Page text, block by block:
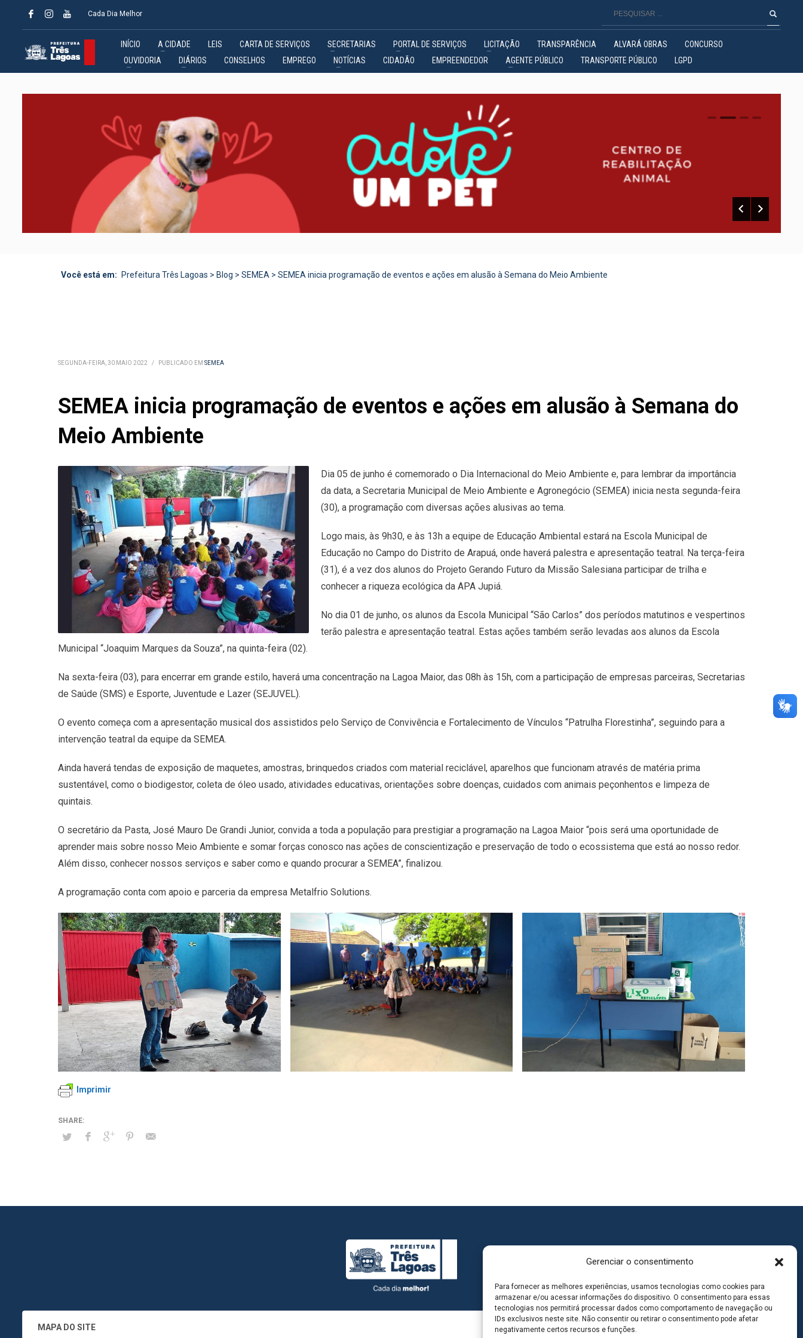
Gerenciar o consentimento
Para fornecer as melhores experiências, usamos tecnologias como cookies para
armazenar e/ou acessar informações do dispositivo. O consentimento para essas
tecnologias nos permitirá processar dados como comportamento de navegação ou
IDs exclusivos neste site. Não consentir ou retirar o consentimento pode afetar
negativamente certos recursos e funções.
Cada Dia Melhor
INÍCIO A CIDADE LEIS CARTA DE SERVIÇOS SECRETARIAS PORTAL DE SERVIÇOS LICITAÇÃO TRANSPARÊNCIA ALVARÁ OBRAS
CONCURSO
OUVIDORIA
DIÁRIOS CONSELHOS EMPREGO NOTÍCIAS CIDADÃO EMPREENDEDOR AGENTE PÚBLICO TRANSPORTE PÚBLICO LGPD
0 1 2
Você está em: Prefeitura Três Lagoas > Blog > SEMEA > SEMEA inicia programação de eventos e ações em alusão à Semana do Meio Ambiente
SEGUNDA-FEIRA, 30 MAIO 2022 / PUBLICADO EM SEMEA
SEMEA inicia programação de eventos e ações em alusão à Semana do
Meio Ambiente
Dia 05 de junho é comemorado o Dia Internacional do Meio Ambiente e, para lembrar da importância
da data, a Secretaria Municipal de Meio Ambiente e Agronegócio (SEMEA) inicia nesta segunda-feira
(30), a programação com diversas ações alusivas ao tema.
Logo mais, às 9h30, e às 13h a equipe de Educação Ambiental estará na Escola Municipal de
Educação no Campo do Distrito de Arapuá, onde haverá palestra e apresentação teatral. Na terça-feira
(31), é a vez dos alunos do Projeto Gerando Futuro da Missão Salesiana participar de trilha e
conhecer a riqueza ecológica da APA Jupiá.
No dia 01 de junho, os alunos da Escola Municipal “São Carlos” dos períodos matutinos e vespertinos
terão palestra e apresentação teatral. Estas ações também serão levadas aos alunos da Escola
Municipal “Joaquim Marques da Souza”, na quinta-feira (02).
Na sexta-feira (03), para encerrar em grande estilo, haverá uma concentração na Lagoa Maior, das 08h às 15h, com a participação de empresas parceiras, Secretarias
de Saúde (SMS) e Esporte, Juventude e Lazer (SEJUVEL).
O evento começa com a apresentação musical dos assistidos pelo Serviço de Convivência e Fortalecimento de Vínculos “Patrulha Florestinha”, seguindo para a
intervenção teatral da equipe da SEMEA.
Ainda haverá tendas de exposição de maquetes, amostras, brinquedos criados com material reciclável, aparelhos que funcionam através de matéria prima
sustentável, como o biodigestor, coleta de óleo usado, atividades educativas, orientações sobre doenças, cuidados com animais peçonhentos e limpeza de
quintais.
O secretário da Pasta, José Mauro De Grandi Junior, convida a toda a população para prestigiar a programação na Lagoa Maior “pois será uma oportunidade de
aprender mais sobre nosso Meio Ambiente e somar forças conosco nas ações de conscientização e preservação de todo o ecossistema que está ao nosso redor.
Além disso, conhecer nossos serviços e saber como e quando procurar a SEMEA”, finalizou.
A programação conta com apoio e parceria da empresa Metalfrio Solutions.
Imprimir
MAPA DO SITE